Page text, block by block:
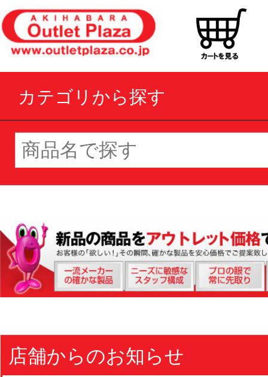
カテゴリから探す
店舗からのお知らせ